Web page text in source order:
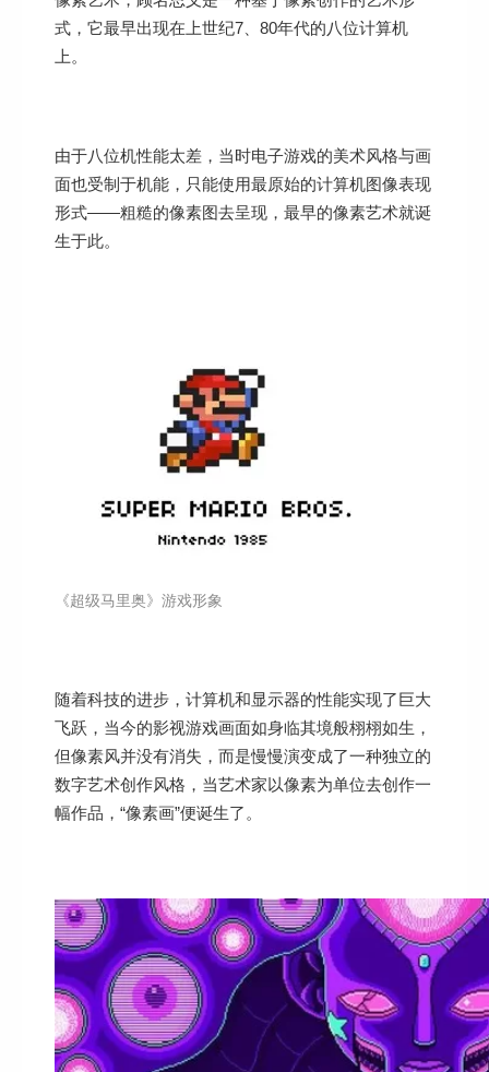
式，它最早出现在上世纪7、80年代的八位计算机
上。
由于八位机性能太差，当时电子游戏的美术风格与画
面也受制于机能，只能使用最原始的计算机图像表现
形式——粗糙的像素图去呈现，最早的像素艺术就诞
生于此。
《超级马里奥》游戏形象
随着科技的进步，计算机和显示器的性能实现了巨大
飞跃，当今的影视游戏画面如身临其境般栩栩如生，
但像素风并没有消失，而是慢慢演变成了一种独立的
数字艺术创作风格，当艺术家以像素为单位去创作一
幅作品，“像素画”便诞生了。